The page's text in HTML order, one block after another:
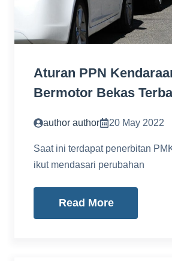
Aturan PPN
Bermotor Bekas
author author 20 May 2022
Saat ini terdapat penerbitan
ikut mendasari perubahan
Read More